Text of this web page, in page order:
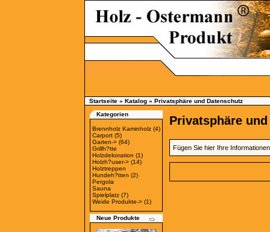
Startseite » Katalog » Privatsphäre und Datenschutz
Kategorien
Brennholz Kaminholz (4)
Carport (5)
Garten-> (64)
Grillh?tte
Holzdekoration (1)
Holzh?user-> (14)
Holztreppen
Hundeh?tten (2)
Pergola
Sauna
Spielplatz (7)
Weide Produkte-> (1)
Neue Produkte
Privatsphäre
Fügen Sie hier Ihre